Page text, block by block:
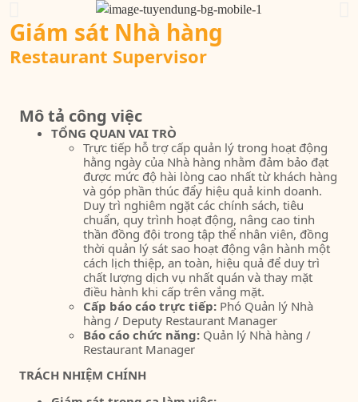
Giám sát Nhà hàng
Restaurant Supervisor
Mô tả công việc
TỔNG QUAN VAI TRÒ
Trực tiếp hỗ trợ cấp quản lý trong hoạt động
hằng ngày của Nhà hàng nhằm đảm bảo đạt
được mức độ hài lòng cao nhất từ khách hàng
và góp phần thúc đẩy hiệu quả kinh doanh.
Duy trì nghiêm ngặt các chính sách, tiêu
chuẩn, quy trình hoạt động, nâng cao tinh
thần đồng đội trong tập thể nhân viên, đồng
thời quản lý sát sao hoạt động vận hành một
cách lịch thiệp, an toàn, hiệu quả để duy trì
chất lượng dịch vụ nhất quán và thay mặt
điều hành khi cấp trên vắng mặt.
Cấp báo cáo trực tiếp: Phó Quản lý Nhà
hàng / Deputy Restaurant Manager
Báo cáo chức năng: Quản lý Nhà hàng /
Restaurant Manager
TRÁCH NHIỆM CHÍNH